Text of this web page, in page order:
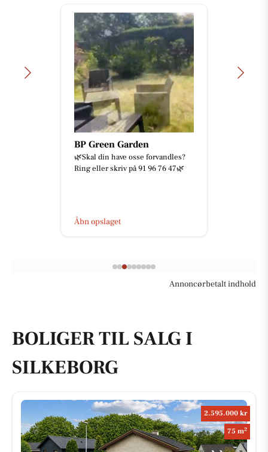
BP Green Garden
🌿Skal din have osse forvandles?
Ring eller skriv på 91 96 76 47🌿
Åbn opslaget
Annoncørbetalt indhold
BOLIGER TIL SALG I
SILKEBORG
2.595.000 kr
75 m2